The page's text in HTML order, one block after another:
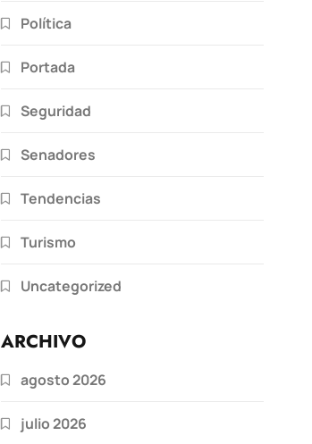
Política
Portada
Seguridad
Senadores
Tendencias
Turismo
Uncategorized
ARCHIVO
agosto 2026
julio 2026